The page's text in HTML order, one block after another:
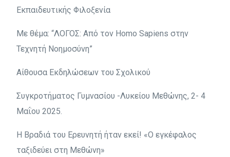
Εκπαιδευτικής Φιλοξενία
Με θέμα: “ΛΟΓΟΣ: Από τον Homo Sapiens στην
Τεχνητή Νοημοσύνη”
Αίθουσα Εκδηλώσεων του Σχολικού
Συγκροτήματος Γυμνασίου -Λυκείου Μεθώνης, 2- 4
Μαΐου 2025.
Η Βραδιά του Ερευνητή ήταν εκεί! «Ο εγκέφαλος
ταξιδεύει στη Μεθώνη»